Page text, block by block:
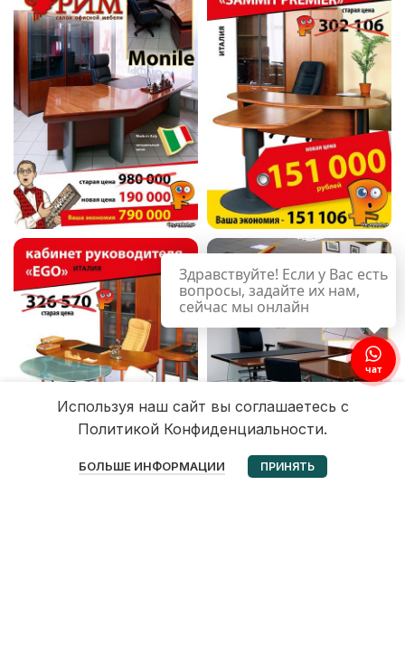
Используя наш сайт вы соглашаетесь с
Политикой Конфиденциальности.
БОЛЬШЕ ИНФОРМАЦИИ ПРИНЯТЬ
Избранное Корзина Мой аккаунт
чат
Здравствуйте! Если у Вас есть
вопросы, задайте их нам,
сейчас мы онлайн